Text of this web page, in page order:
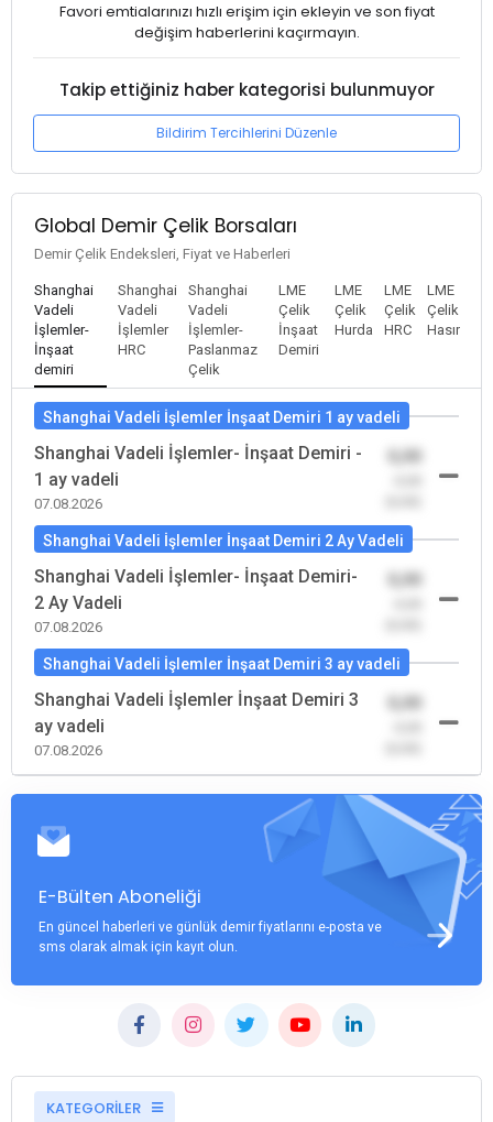
Favori emtialarınızı hızlı erişim için ekleyin ve son fiyat
değişim haberlerini kaçırmayın.
Takip ettiğiniz haber kategorisi bulunmuyor
Bildirim Tercihlerini Düzenle
Global Demir Çelik Borsaları
Demir Çelik Endeksleri, Fiyat ve Haberleri
Shanghai
Vadeli
İşlemler-
İnşaat
demiri
Shanghai
Vadeli
İşlemler
HRC
Shanghai
Vadeli
İşlemler-
Paslanmaz
Çelik
LME
Çelik
İnşaat
Demiri
LME
Çelik
Hurda
LME
Çelik
HRC
LME
Çelik
Hasır
Shanghai Vadeli İşlemler İnşaat Demiri 1 ay vadeli
Shanghai Vadeli İşlemler- İnşaat Demiri -
1 ay vadeli
07.08.2026
0,00
Shanghai Vadeli İşlemler İnşaat Demiri 2 Ay Vadeli
Shanghai Vadeli İşlemler- İnşaat Demiri-
2 Ay Vadeli
07.08.2026
0,00
Shanghai Vadeli İşlemler İnşaat Demiri 3 ay vadeli
Shanghai Vadeli İşlemler İnşaat Demiri 3
ay vadeli
07.08.2026
0,00
E-Bülten Aboneliği
En güncel haberleri ve günlük demir fiyatlarını e-posta ve
sms olarak almak için kayıt olun.
KATEGORİLER